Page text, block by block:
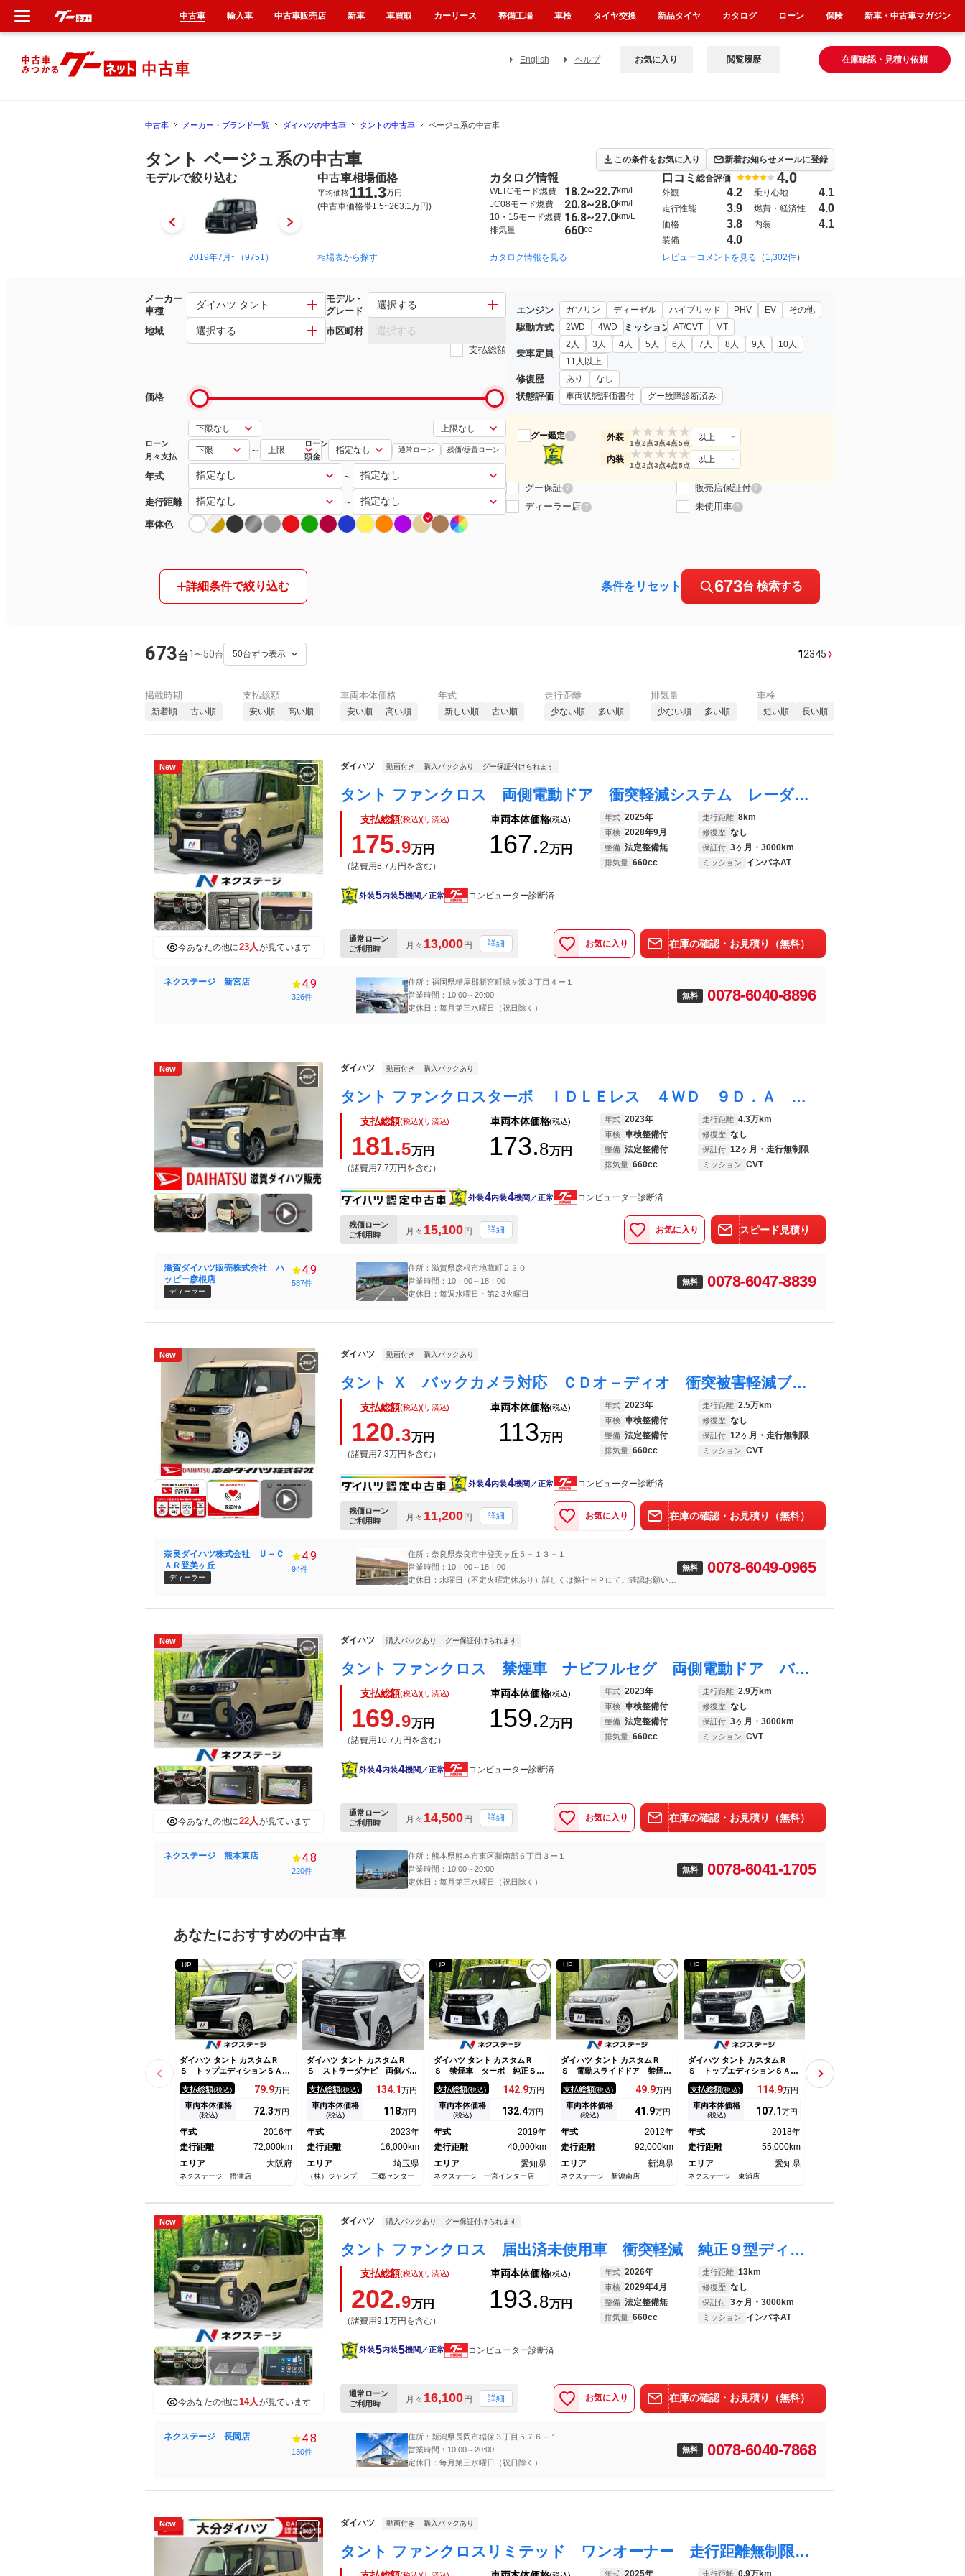
English ヘルプ 在庫確認・見積り依頼
お気に入り 閲覧履歴
中古車 メーカー・ブランド一覧 ダイハツの中古車 タントの中古車 ベージュ系の中古車
タント ベージュ系の中古車 この条件をお気に入り 新着お知らせメールに登録
モデルで絞り込む
2019年7月~（9751） 2013年10月~2019年7月（5123） 2007年12月~2013年10月（2007） 2003年11月~2007年12月（135）
中古車相場価格
平均価格111.3万円
(中古車価格帯1.5~263.1万円)
相場表から探す
カタログ情報
WLTCモード燃費 18.2~22.7km/L
JC08モード燃費
20.8~28.0km/L
10・15モード燃費 16.8~27.0km/L
排気量
660cc
カタログ情報を見る
口コミ 総合評価 4.0
外観 4.2 乗り心地 4.1
走行性能 3.9 燃費・経済性 4.0
価格 3.8 内装 4.1
装備 4.0
レビューコメントを見る （ 1,302件）
メーカー
車種
ダイハツ タント
モデル・
グレード
選択する
地域 選択する 市区町村 選択する
支払総額
価格
ローン
月々支払
～
ローン
頭金
通常ローン 残価/据置ローン
年式 ～
走行距離 ～
車体色
エンジン ガソリン ディーゼル ハイブリッド PHV EV その他
駆動方式 2WD 4WD ミッション AT/CVT MT
乗車定員
2人 3人 4人 5人 6人 7人 8人 9人
10人
11人以上
修復歴 あり なし
状態評価 車両状態評価書付 グー故障診断済み
グー鑑定 ? 外装 ★
1点
★
2点
★
3点
★
4点
★
5点
以上
内装 ★
1点
★
2点
★
3点
★
4点
★
5点
以上
グー保証 ? 販売店保証付 ?
ディーラー店 ? 未使用車 ?
詳細条件で絞り込む 条件をリセット 673台 検索する
673台1 〜50台 12345 ›
掲載時期
新着順 古い順
支払総額
安い順 高い順
車両本体価格
安い順 高い順
年式
新しい順 古い順
走行距離
少ない順 多い順
排気量
少ない順 多い順
車検
短い順 長い順
New
今あなたの他に23人が見ています
ダイハツ 動画付き 購入パックあり グー保証付けられます
タント ファンクロス 両側電動ドア 衝突軽減システム レーダークルーズＥＴＣ シートヒーター 禁煙車 コーナーセンサー スマートキー ＬＥＤヘッド ルーフレール 純正１４インチアルミ オートハイビーム 車線逸脱警
支払総額(税込)(リ済込)
175.9万円
（諸費用8.7万円を含む）
車両本体価格(税込)
167.2万円
年式 2025年 走行距離 8km
車検 2028年9月 修復歴 なし
整備 法定整備無 保証付 3ヶ月・3000km
排気量 660cc ミッション インパネAT
外装5内装5機関／正常 コンピューター診断済
通常ローン
ご利用時
月々 13,000円 詳細 お気に入り 在庫の確認・お見積り（無料）
ネクステージ 新宮店 4.9
326件
住所：福岡県糟屋郡新宮町緑ヶ浜３丁目４ー１
営業時間：10:00～20:00
定休日：毎月第三水曜日（祝日除く）
無料 0078-6040-8896
New ダイハツ 動画付き 購入パックあり
タント ファンクロスターボ ＩＤＬＥレス ４ＷＤ ９Ｄ．Ａ Ｂカメラ 衝突被害軽減ブレーキ コーナーセンサー ９型ディスプレイオーディオ Ｂｌｕｅｔｏｏｔｈ ＵＳＢ バックカメラ 前後ドラレコ 両側パワスラ シートヒーター ＬＥＤ レーダークルーズ タイヤ４本新品交換済
支払総額(税込)(リ済込)
181.5万円
（諸費用7.7万円を含む）
車両本体価格(税込)
173.8万円
年式 2023年 走行距離 4.3万km
車検 車検整備付 修復歴 なし
整備 法定整備付 保証付 12ヶ月・走行無制限
排気量 660cc ミッション CVT
外装4内装4機関／正常 コンピューター診断済
残価ローン
ご利用時
月々 15,100円 詳細 お気に入り スピード見積り
滋賀ダイハツ販売株式会社 ハ
ッピー彦根店
ディーラー
4.9
587件
住所：滋賀県彦根市地蔵町２３０
営業時間：10：00～18：00
定休日：毎週水曜日・第2,3火曜日
無料 0078-6047-8839
New ダイハツ 動画付き 購入パックあり
タント Ｘ バックカメラ対応 ＣＤオ－ディオ 衝突被害軽減ブレーキ コ－ナ－センサ－ ドラレコ ＥＴＣ 電動パーキング 片側電動スライドドア アイドリングストップ機能 ＬＥＤヘッドライト
支払総額(税込)(リ済込)
120.3万円
（諸費用7.3万円を含む）
車両本体価格(税込)
113万円
年式 2023年 走行距離 2.5万km
車検 車検整備付 修復歴 なし
整備 法定整備付 保証付 12ヶ月・走行無制限
排気量 660cc ミッション CVT
外装4内装4機関／正常 コンピューター診断済
残価ローン
ご利用時
月々 11,200円 詳細 お気に入り 在庫の確認・お見積り（無料）
奈良ダイハツ株式会社 Ｕ－Ｃ
ＡＲ登美ヶ丘
ディーラー
4.9
94件
住所：奈良県奈良市中登美ヶ丘５－１３－１
営業時間：10：00～18：00
定休日：水曜日（不定火曜定休あり）詳しくは弊社ＨＰにてご確認お願いし
無料 0078-6049-0965
New
今あなたの他に22人が見ています
ダイハツ 購入パックあり グー保証付けられます
タント ファンクロス 禁煙車 ナビフルセグ 両側電動ドア バックカメラ スマートアシスト ＬＥＤヘッド 純正１４インチＡＷ ルーフレール シートヒーター Ｂｌｕｅｔｏｏｔｈ 電動パーキングブレーキ コーナーセンサ
支払総額(税込)(リ済込)
169.9万円
（諸費用10.7万円を含む）
車両本体価格(税込)
159.2万円
年式 2023年 走行距離 2.9万km
車検 車検整備付 修復歴 なし
整備 法定整備付 保証付 3ヶ月・3000km
排気量 660cc ミッション CVT
外装4内装4機関／正常 コンピューター診断済
通常ローン
ご利用時
月々 14,500円 詳細 お気に入り 在庫の確認・お見積り（無料）
ネクステージ 熊本東店 4.8
220件
住所：熊本県熊本市東区新南部６丁目３ー１
営業時間：10:00～20:00
定休日：毎月第三水曜日（祝日除く）
無料 0078-6041-1705
あなたにおすすめの中古車
UP
ダイハツ タント カスタムＲ
Ｓ トップエディションＳＡＩ
Ｉ 純正８型ナビ 両側電動ド
ア バックカメラ 衝突被害軽
減システム 禁煙車 ハーフレ
ザーシート ドラレコ スマー
Ｃ 純正１５インチアルミ オ
ートライト オートエアコン
支払総額(税込) 79.9万円
車両本体価格
(税込) 72.3万円
年式
2016年
走行距離
72,000km
エリア
大阪府
ネクステージ 摂津店
ダイハツ タント カスタムＲ
Ｓ ストラーダナビ 両側パワ
ースライドドア ＥＴＣ シー
トヒーター ＬＥＤヘッドライ
ト フロントフォグ 純正１５
インチＡＷ プッシュスター
ｏｏｔｈ
支払総額(税込) 134.1万円
車両本体価格
(税込) 118万円
年式
2023年
走行距離
16,000km
エリア
埼玉県
（株）ジャンプ 三郷センター
UP
ダイハツ タント カスタムＲ
Ｓ 禁煙車 ターボ 純正ＳＤ
ナビ 両側電動スライドドア
バックカメラ 衝突被害軽減シ
ステム レーダークルーズ ド
ラレコ ＥＴＣ コーナーセン
ッド 純正１５インチアルミ
支払総額(税込) 142.9万円
車両本体価格
(税込) 132.4万円
年式
2019年
走行距離
40,000km
エリア
愛知県
ネクステージ 一宮インター店
UP
ダイハツ タント カスタムＲ
Ｓ 電動スライドドア 禁煙
車 スマートキー ＨＩＤヘッ
ド フォグランプ ＥＴＣ 純
正１５インチＡＷ オートエア
コン オーディオ ＣＤ再生
ガラス 盗難防止システム
支払総額(税込) 49.9万円
車両本体価格
(税込) 41.9万円
年式
2012年
走行距離
92,000km
エリア
新潟県
ネクステージ 新潟南店
UP
ダイハツ タント カスタムＲ
Ｓ トップエディションＳＡＩ
ＩＩ 純正８インチナビ 両側
電動ドア バックカメラ 衝突
被害軽減システム 禁煙車 タ
ーボ ハーフレザーシート シ
ダー スマートキー ＬＥＤヘ
ッド ＥＴＣ 純正１５インチ
支払総額(税込) 114.9万円
車両本体価格
(税込) 107.1万円
年式
2018年
走行距離
55,000km
エリア
愛知県
ネクステージ 東浦店
ダイハツ タント カスタムＲ
Ｓ トップエディションＳＡＩ
Ｉ ターボ 両側電動ドア Ｓ
支払総額
New
今あなたの他に 14人 が見ています
ダイハツ 購入パックあり グー保証付けられます
タント ファンクロス 届出済未使用車 衝突軽減 純正９型ディススプレイオーディオ 両側電動スライド ＬＥＤヘッド シートヒーター オートエアコン Ｂｌｕｅｔｏｏｔｈ スマートキー ＵＳＢ入力端子 オートブレーキホールド
支払総額(税込)(リ済込)
202.9万円
（諸費用9.1万円を含む）
車両本体価格(税込)
193.8万円
年式 2026年 走行距離 13km
車検 2029年4月 修復歴 なし
整備 法定整備無 保証付 3ヶ月・3000km
排気量 660cc ミッション インパネAT
外装5内装5機関／正常 コンピューター診断済
通常ローン
ご利用時
月々 16,100 円 詳細 お気に入り 在庫の確認・お見積り（無料）
ネクステージ 長岡店 4.8
130件
住所：新潟県長岡市稲保３丁目５７６－１
営業時間：10:00～20:00
定休日：毎月第三水曜日（祝日除く）
無料 0078-6040-7868
New ダイハツ 動画付き 購入パックあり
タント ファンクロスリミテッド ワンオーナー 走行距離無制限１２ヶ月保証付き 誤発進抑制機能 レーダークルコン 両側オートスライドドア レーンキープ ＵＳＢ ＬＥＤライト バックカメラ スマートキー ＥＴＣ ワンオーナー オートハイビーム
年式 2025年 走行距離 0.9万km
中古車 輸入車 中古車販売店 新車 車買取 カーリース 整備工場 車検 タイヤ交換 新品タイヤ カタログ ローン 保険 新車・中古車マガジン
新車